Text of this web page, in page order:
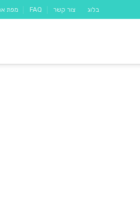
בלוג צור קשר FAQ מפת